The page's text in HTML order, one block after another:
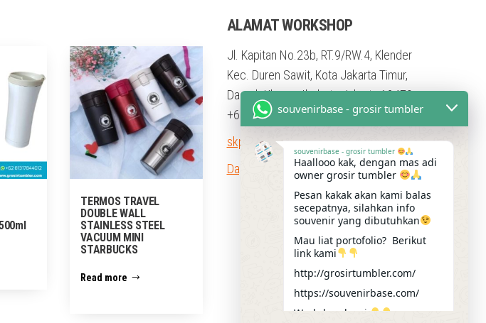
TERMOS TRAVEL
DOUBLE WALL
STAINLESS STEEL
VACUUM MINI
STARBUCKS
Read more
ALAMAT WORKSHOP
Jl. Kapitan No.23b, RT.9/RW.4, Klender
Kec. Duren Sawit, Kota Jakarta Timur,
Daerah Khusus Ibukota Jakarta 13470
+62 813 1784 4012
skpromosindo@gmail.com
Dapatkan Petunjuk Arah
souvenirbase - grosir tumbler
souvenirbase - grosir tumbler
Haallooo kak, dengan mas adi
owner grosir tumbler
Pesan kakak akan kami balas
secepatnya, silahkan info
souvenir yang dibutuhkan
Mau liat portofolio? Berikut
link kami
http://grosirtumbler.com/
https://souvenirbase.com/
Workshop kami